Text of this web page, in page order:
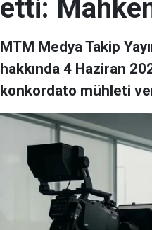
etti:
MTM Medya Takip
hakkında 4 Haziran
konkordato mühleti